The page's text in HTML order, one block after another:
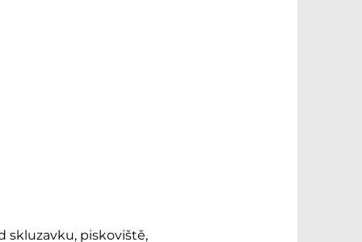
skluzavku, piskoviště,